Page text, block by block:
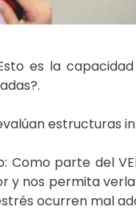
es la
estructuras
Como parte del
y nos permita
ocurren mal